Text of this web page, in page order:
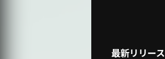
最新リリース